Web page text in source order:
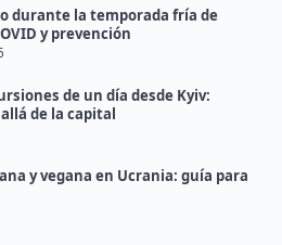
durante la temporada fría de
y prevención
de un día desde Kyiv:
de la capital
y vegana en Ucrania: guía para